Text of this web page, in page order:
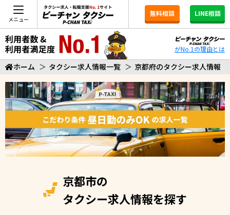
メニュー
無料相談 LINE相談
がNo.1の理由とは
ホーム ＞ タクシー求人情報一覧 ＞ 京都府のタクシー求人情報
京都市の
タクシー求人情報を探す